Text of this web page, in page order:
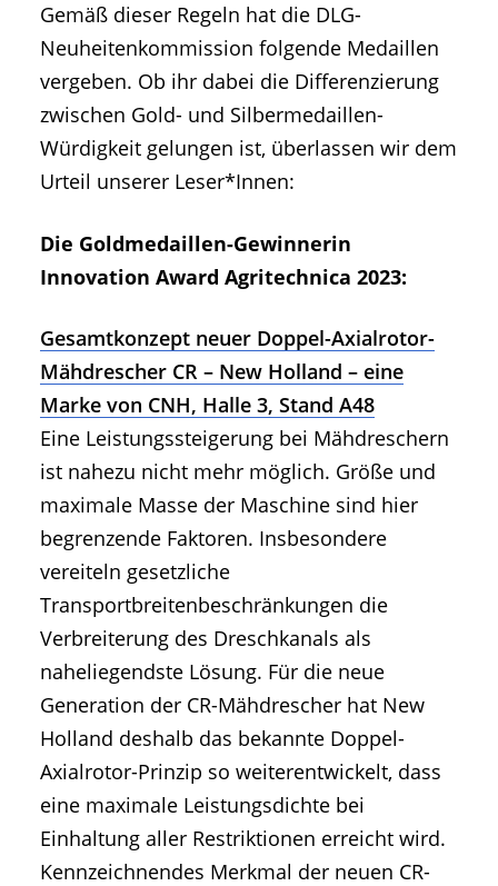
Gemäß dieser Regeln hat die DLG-
Neuheitenkommission folgende Medaillen
vergeben. Ob ihr dabei die Differenzierung
zwischen Gold- und Silbermedaillen-
Würdigkeit gelungen ist, überlassen wir dem
Urteil unserer Leser*Innen:
Die Goldmedaillen-Gewinnerin
Innovation Award Agritechnica 2023:
Gesamtkonzept neuer Doppel-Axialrotor-
Mähdrescher CR – New Holland – eine
Marke von CNH, Halle 3, Stand A48
Eine Leistungssteigerung bei Mähdreschern
ist nahezu nicht mehr möglich. Größe und
maximale Masse der Maschine sind hier
begrenzende Faktoren. Insbesondere
vereiteln gesetzliche
Transportbreitenbeschränkungen die
Verbreiterung des Dreschkanals als
naheliegendste Lösung. Für die neue
Generation der CR-Mähdrescher hat New
Holland deshalb das bekannte Doppel-
Axialrotor-Prinzip so weiterentwickelt, dass
eine maximale Leistungsdichte bei
Einhaltung aller Restriktionen erreicht wird.
Kennzeichnendes Merkmal der neuen CR-